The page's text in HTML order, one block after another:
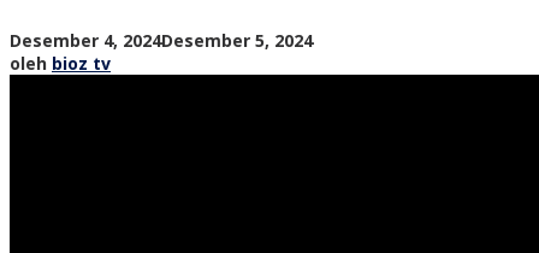
Desember 4, 2024Desember 5, 2024oleh
oleh bioz tv